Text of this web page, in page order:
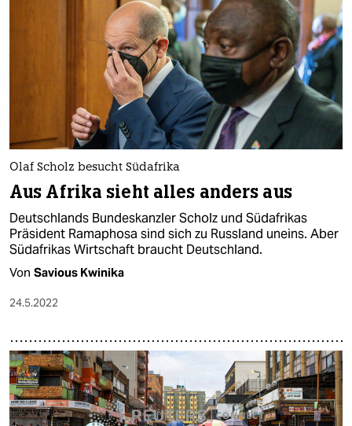
Olaf Scholz besucht Südafrika
Aus Afrika sieht alles anders aus
Deutschlands Bundeskanzler Scholz und Südafrikas
Präsident Ramaphosa sind sich zu Russland uneins. Aber
Südafrikas Wirtschaft braucht Deutschland.
Von Savious Kwinika
24.5.2022